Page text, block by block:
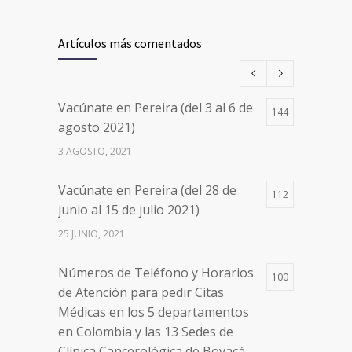
de agosto 2021) mayores de 20
años
Números de Teléfono y Horarios
de Atención para pedir Citas
Médicas en los 5 departamentos
Clínica Cancerológica de Boyacá,
Oncólogos del Occidente y Unión
de Cirujanos
Artículos más comentados
Vacúnate en Pereira (del 3 al 6 de
agosto 2021)
144
3 AGOSTO, 2021
Vacúnate en Pereira (del 28 de
junio al 15 de julio 2021)
112
25 JUNIO, 2021
Números de Teléfono y Horarios
de Atención para pedir Citas
Médicas en los 5 departamentos
en Colombia y las 13 Sedes de
100